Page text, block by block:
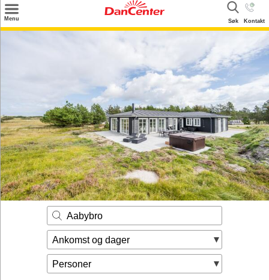
Menu Kontakt
Søk
Service
Kontakt
Eier login
Aabybro
Ankomst og dager
Personer